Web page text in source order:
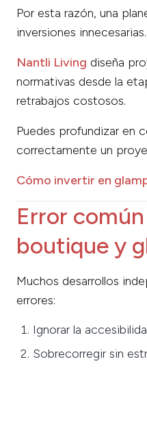
Por esta razón, una
inversiones innecesarias.
Nantli Living diseña
normativas desde la
retrabajos costosos.
Puedes profundizar en
correctamente un
Cómo invertir en
Error
boutique y
Muchos desarrollos
errores:
Ignorar la
Sobrecorregir sin